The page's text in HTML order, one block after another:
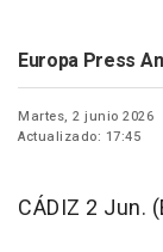
Europa Press
Martes, 2 junio 2026
Actualizado: 17:45
CÁDIZ 2 Jun.